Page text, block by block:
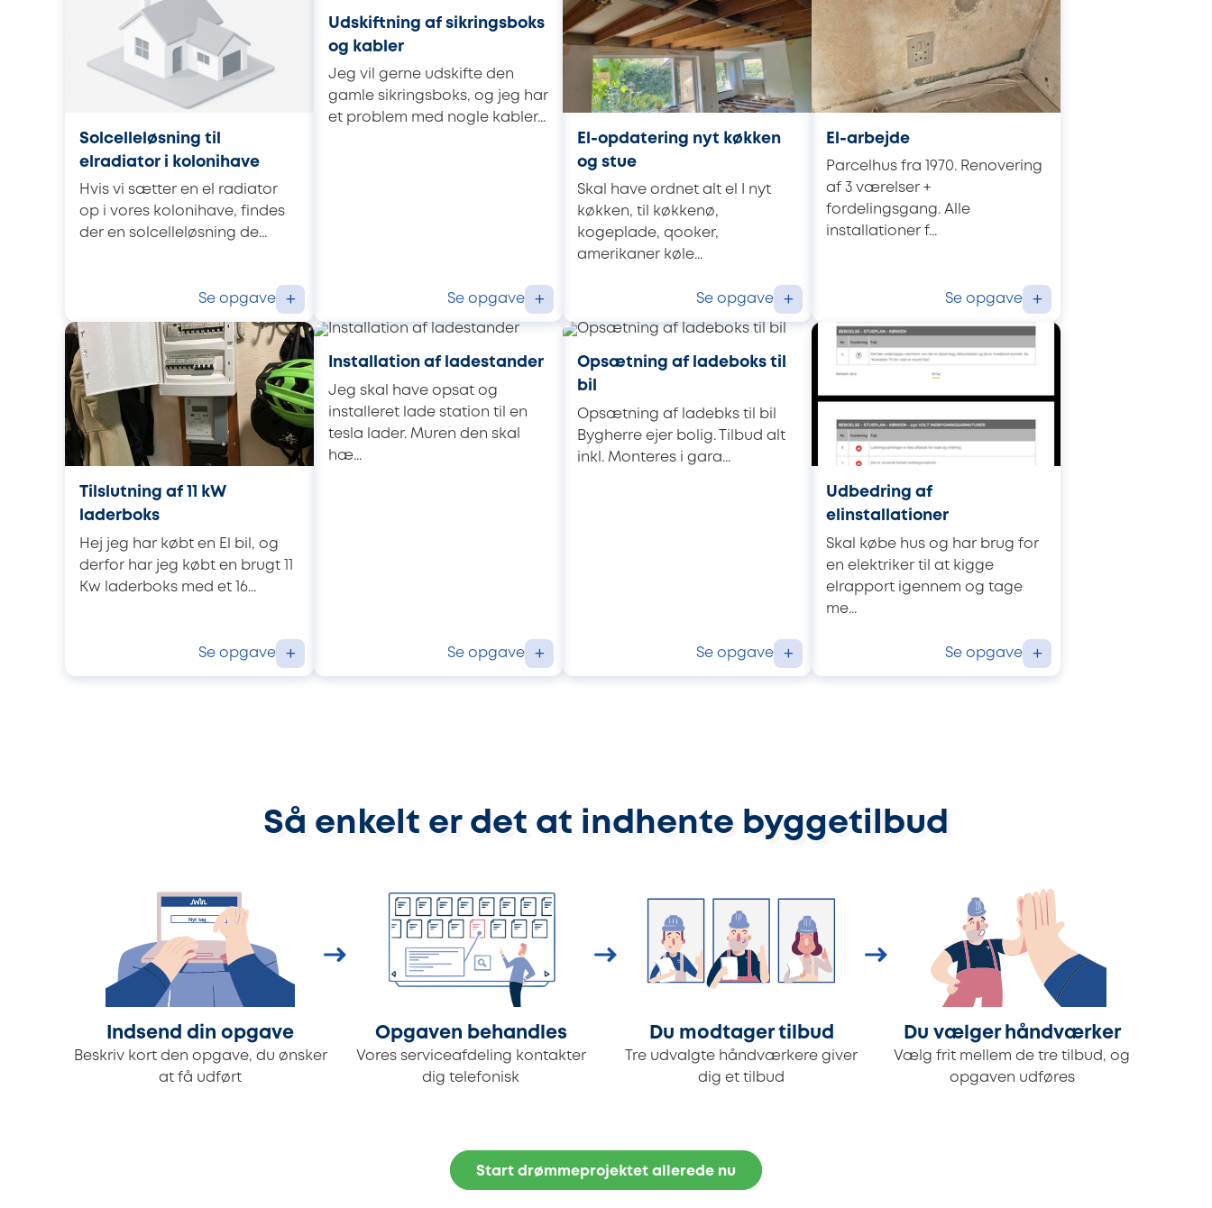
Solcelleløsning til
elradiator i kolonihave
Hvis vi sætter en el radiator
op i vores kolonihave, findes
der en solcelleløsning de...
Se opgave +
Udskiftning af sikringsboks
og kabler
Jeg vil gerne udskifte den
gamle sikringsboks, og jeg har
et problem med nogle kabler...
Se opgave +
El-opdatering nyt køkken
og stue
Skal have ordnet alt el I nyt
køkken, til køkkenø,
kogeplade, qooker,
amerikaner køle...
Se opgave +
El-arbejde
Parcelhus fra 1970. Renovering
af 3 værelser +
fordelingsgang. Alle
installationer f...
Se opgave +
Tilslutning af 11 kW
laderboks
Hej jeg har købt en El bil, og
derfor har jeg købt en brugt 11
Kw laderboks med et 16...
Se opgave +
Installation af ladestander
Jeg skal have opsat og
installeret lade station til en
tesla lader. Muren den skal
hæ...
Se opgave +
Opsætning af ladeboks til
bil
Opsætning af ladebks til bil
Bygherre ejer bolig. Tilbud alt
inkl. Monteres i gara...
Se opgave +
Udbedring af
elinstallationer
Skal købe hus og har brug for
en elektriker til at kigge
elrapport igennem og tage
me...
Se opgave +
Så enkelt er det at indhente byggetilbud
Indsend din opgave
Beskriv kort den opgave, du ønsker
at få udført
Opgaven behandles
Vores serviceafdeling kontakter
dig telefonisk
Du modtager tilbud
Tre udvalgte håndværkere giver
dig et tilbud
Du vælger håndværker
Vælg frit mellem de tre tilbud, og
opgaven udføres
Start drømmeprojektet allerede nu